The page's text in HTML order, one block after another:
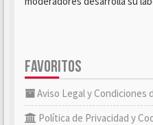
FAVORITOS
Aviso Legal y Condiciones
Política de Privacidad y